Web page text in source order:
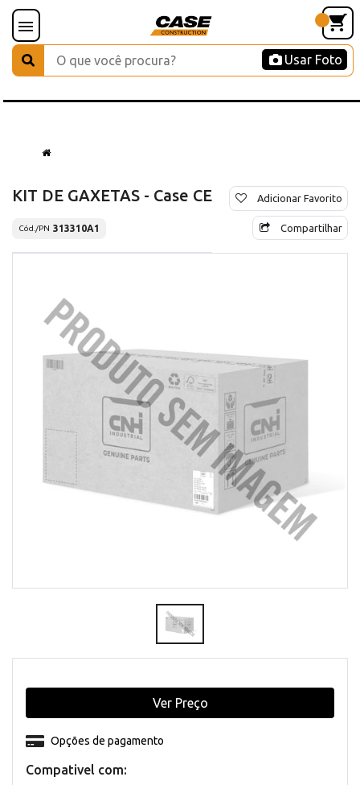
Usar Foto
KIT DE GAXETAS - Case CE
Cód./PN 313310A1
Adicionar Favorito
Compartilhar
Compativel com:
Opções de pagamento
Ver Preço